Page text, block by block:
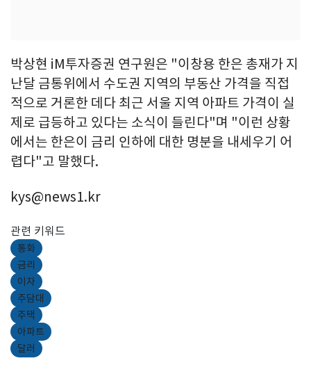
박상현 iM투자증권 연구원은 "이창용 한은 총재가 지
난달 금통위에서 수도권 지역의 부동산 가격을 직접
적으로 거론한 데다 최근 서울 지역 아파트 가격이 실
제로 급등하고 있다는 소식이 들린다"며 "이런 상황
에서는 한은이 금리 인하에 대한 명분을 내세우기 어
렵다"고 말했다.
kys@news1.kr
관련 키워드
통화
금리
이자
주담대
주택
아파트
달러